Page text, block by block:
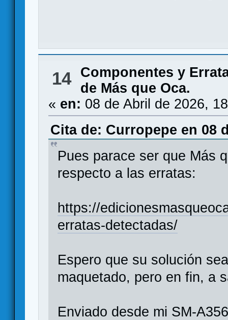
14
Componentes y
de Más que Oca.
« en: 08 de Abril de 2026,
Cita de: Curropepe en 08
Pues parace ser que Más
respecto a las erratas:
https://
erratas-detectadas/
Espero que su solución
maquetado, pero en fin, a
Enviado desde mi SM-